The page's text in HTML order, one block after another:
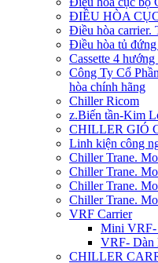
ĐIỀU HÒA
Điều hòa carrier.
Điều hòa tủ
Cassette 4
Công Ty Cổ
hòa chính hãng
Chiller Ricom
z.Biến tần-Kim
CHILLER GIÓ
Linh kiện công
Chiller Trane.
Chiller Trane.
Chiller Trane.
Chiller Trane.
VRF Carrier
Mini VRF-
VRF- Dàn
CHILLER